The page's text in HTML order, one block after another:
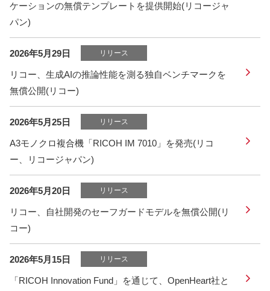
ケーションの無償テンプレートを提供開始(リコージャ
パン)
2026年5月29日 リリース
リコー、生成AIの推論性能を測る独自ベンチマークを
無償公開(リコー)
2026年5月25日 リリース
A3モノクロ複合機「RICOH IM 7010」を発売(リコ
ー、リコージャパン)
2026年5月20日 リリース
リコー、自社開発のセーフガードモデルを無償公開(リ
コー)
2026年5月15日 リリース
「RICOH Innovation Fund」を通じて、OpenHeart社と